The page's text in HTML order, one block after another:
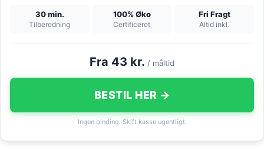
30 min.
Tilberedning
100% Øko
Certificeret
Fri Fragt
Altid inkl.
Fra 43 kr. / måltid
BESTIL HER →
Ingen binding. Skift kasse ugentligt.